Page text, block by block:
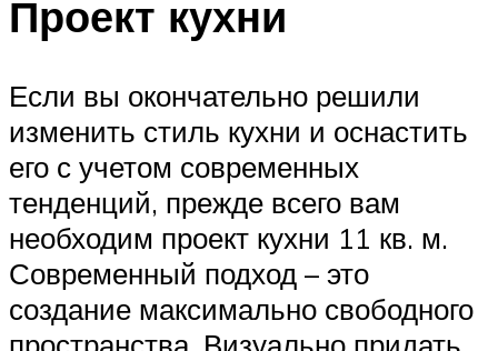
Проект кухни
Если вы окончательно решили
изменить стиль кухни и оснастить
его с учетом современных
тенденций, прежде всего вам
необходим проект кухни 11 кв. м.
Современный подход – это
создание максимально свободного